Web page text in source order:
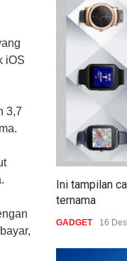
iOS
3,7
Ini tampilan
ternama
GADGET 16